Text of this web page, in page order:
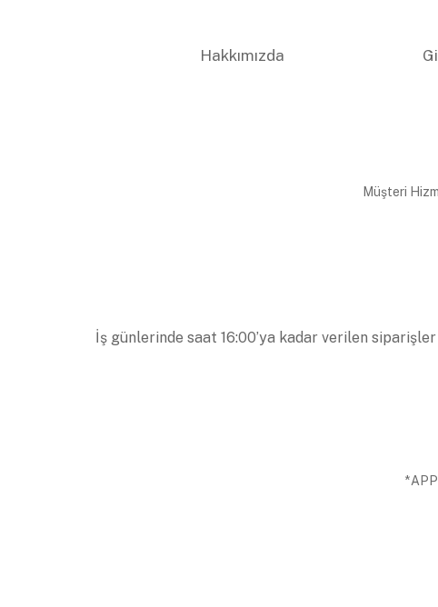
Hakkımızda
Müşteri
İş günlerinde saat 16:00’ya kadar verilen